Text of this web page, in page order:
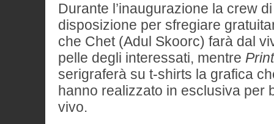
Durante l’inaugurazione la crew
disposizione per sfregiare
che Chet (Adul Skoorc) farà dal
pelle degli interessati, mentre
serigraferà su t-shirts la grafica
hanno realizzato in esclusiva per
vivo.